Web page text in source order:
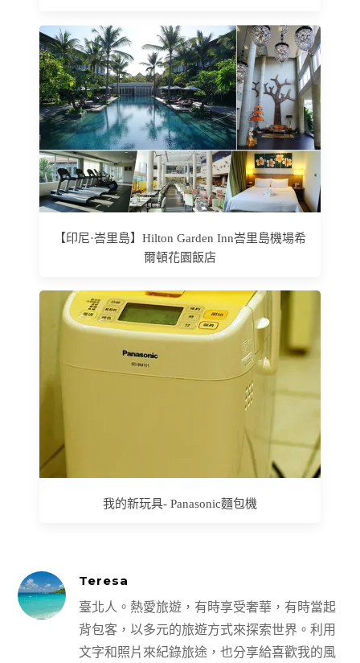
【印尼·峇里島】Hilton Garden Inn峇里島機場希
爾頓花園飯店
我的新玩具- Panasonic麵包機
Teresa
臺北人。熱愛旅遊，有時享受奢華，有時當起
背包客，以多元的旅遊方式來探索世界。利用
文字和照片來紀錄旅途，也分享給喜歡我的風